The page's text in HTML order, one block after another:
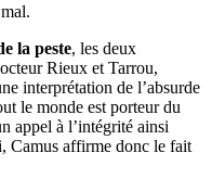
la peste, les deux
Rieux et Tarrou,
interprétation de l’absurde
le monde est porteur du
appel à l’intégrité ainsi
Camus affirme donc le fait